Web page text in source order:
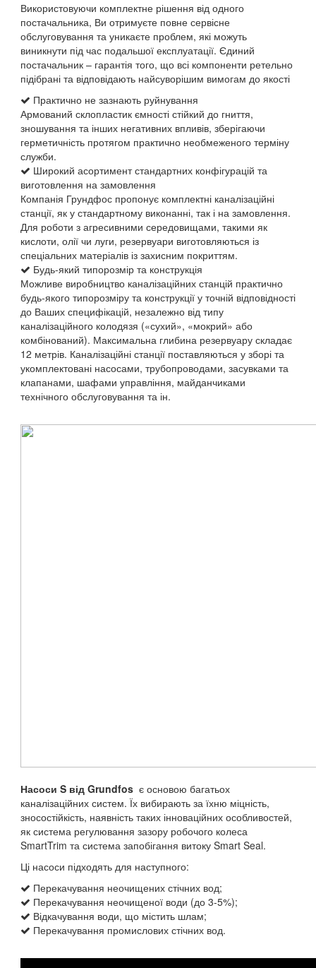
Використовуючи комплектне рішення від одного
постачальника, Ви отримуєте повне сервісне
обслуговування та уникаєте проблем, які можуть
виникнути під час подальшої експлуатації. Єдиний
постачальник – гарантія того, що всі компоненти ретельно
підібрані та відповідають найсуворішим вимогам до якості
Практично не зазнають руйнування
Армований склопластик ємності стійкий до гниття,
зношування та інших негативних впливів, зберігаючи
герметичність протягом практично необмеженого терміну
служби.
Широкий асортимент стандартних конфігурацій та
виготовлення на замовлення
Компанія Грундфос пропонує комплектні каналізаційні
станції, як у стандартному виконанні, так і на замовлення.
Для роботи з агресивними середовищами, такими як
кислоти, олії чи луги, резервуари виготовляються із
спеціальних матеріалів із захисним покриттям.
Будь-який типорозмір та конструкція
Можливе виробництво каналізаційних станцій практично
будь-якого типорозміру та конструкції у точній відповідності
до Ваших специфікацій, незалежно від типу
каналізаційного колодязя («сухий», «мокрий» або
комбінований). Максимальна глибина резервуару складає
12 метрів. Каналізаційні станції поставляються у зборі та
укомплектовані насосами, трубопроводами, засувками та
клапанами, шафами управління, майданчиками
технічного обслуговування та ін.
Насоси S від Grundfos є основою багатьох
каналізаційних систем. Їх вибирають за їхню міцність,
зносостійкість, наявність таких інноваційних особливостей,
як система регулювання зазору робочого колеса
SmartTrim та система запобігання витоку Smart Seal.
Ці насоси підходять для наступного:
Перекачування неочищених стічних вод;
Перекачування неочищеної води (до 3-5%);
Відкачування води, що містить шлам;
Перекачування промислових стічних вод.